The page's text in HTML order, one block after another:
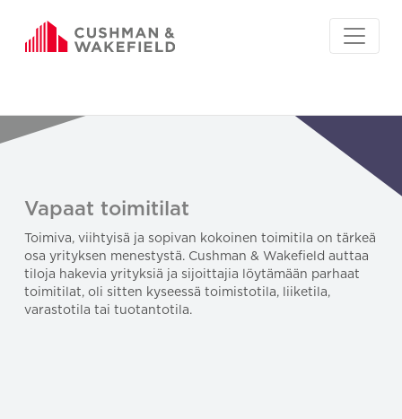
Vapaat toimitilat
Toimiva, viihtyisä ja sopivan kokoinen toimitila on tärkeä
osa yrityksen menestystä. Cushman & Wakefield auttaa
tiloja hakevia yrityksiä ja sijoittajia löytämään parhaat
toimitilat, oli sitten kyseessä toimistotila, liiketila,
varastotila tai tuotantotila.